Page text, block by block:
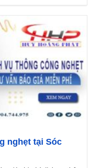
nghẹt tại Sóc